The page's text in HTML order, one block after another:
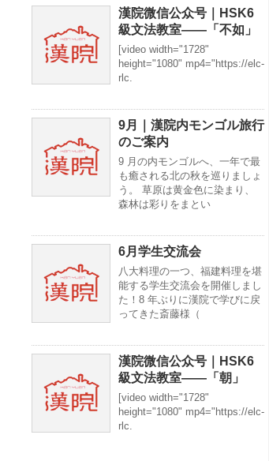
漢院微信公众号｜HSK6
級文法教室——「不如」
[video width="1728"
height="1080" mp4="https://elc-
rlc.
9月｜漢院内モンゴル旅行
のご案内
9 月の内モンゴルへ、一年で最
も癒される北の秋を巡りましょ
う。 草原は黄金色に染まり、
森林は彩りをまとい
6月学生交流会
八大料理の一つ、福建料理を堪
能する学生交流会を開催しまし
た！8 年ぶりに漢院で学びに戻
ってきた斎藤様（
漢院微信公众号｜HSK6
級文法教室——「朝」
[video width="1728"
height="1080" mp4="https://elc-
rlc.